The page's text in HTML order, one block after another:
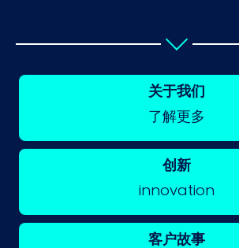
关于我们
了解更多
创新
innovation
客户故事